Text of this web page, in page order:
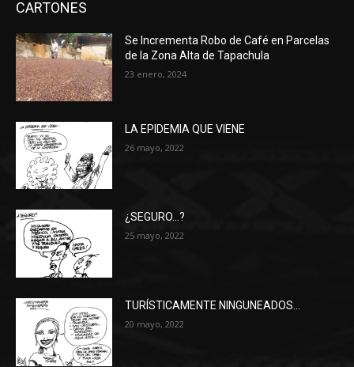
CARTONES
Se Incrementa Robo de Café en Parcelas
de la Zona Alta de Tapachula
23 enero, 2024
LA EPIDEMIA QUE VIENE
26 mayo, 2022
¿SEGURO…?
25 mayo, 2022
TURÍSTICAMENTE NINGUNEADOS…
20 mayo, 2022